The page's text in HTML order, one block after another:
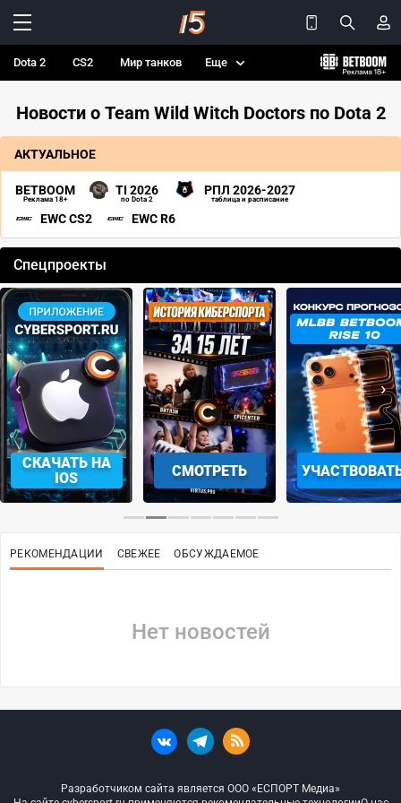
Dota 2 CS2 Мир танков Еще
Новости о Team Wild Witch Doctors по Dota 2
АКТУАЛЬНОЕ
BETBOOM
Реклама 18+
TI 2026
по Dota 2
РПЛ 2026-2027
таблица и расписание
EWC CS2 EWC R6
Спецпроекты
СКАЧАТЬ НА
IOS
СМОТРЕТЬ
‹ ›
РЕКОМЕНДАЦИИ СВЕЖЕЕ ОБСУЖДАЕМОЕ
Нет новостей
Разработчиком сайта является ООО «ЕСПОРТ Медиа»